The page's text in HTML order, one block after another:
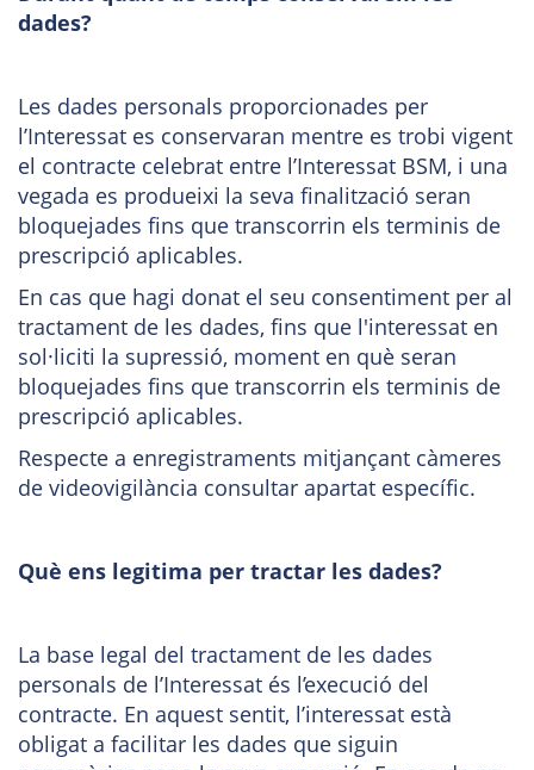
dades?
Les dades personals proporcionades per
l’Interessat es conservaran mentre es trobi vigent
el contracte celebrat entre l’Interessat BSM, i una
vegada es produeixi la seva finalització seran
bloquejades fins que transcorrin els terminis de
prescripció aplicables.
En cas que hagi donat el seu consentiment per al
tractament de les dades, fins que l'interessat en
sol·liciti la supressió, moment en què seran
bloquejades fins que transcorrin els terminis de
prescripció aplicables.
Respecte a enregistraments mitjançant càmeres
de videovigilància consultar apartat específic.
Què ens legitima per tractar les dades?
La base legal del tractament de les dades
personals de l’Interessat és l’execució del
contracte. En aquest sentit, l’interessat està
obligat a facilitar les dades que siguin